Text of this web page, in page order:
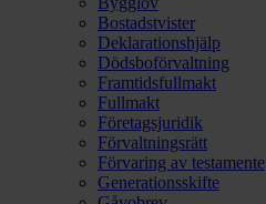
Bostadstvister
Deklarationshjälp
Dödsboförvaltning
Framtidsfullmakt
Fullmakt
Företagsjuridik
Förvaltningsrätt
Förvaring av testamente
Generationsskifte